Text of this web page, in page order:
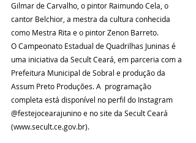
Gilmar de Carvalho, o pintor Raimundo Cela, o
cantor Belchior, a mestra da cultura conhecida
como Mestra Rita e o pintor Zenon Barreto.
O Campeonato Estadual de Quadrilhas Juninas é
uma iniciativa da Secult Ceará, em parceria com a
Prefeitura Municipal de Sobral e produção da
Assum Preto Produções. A  programação
completa está disponível no perfil do Instagram
@festejocearajunino e no site da Secult Ceará
(www.secult.ce.gov.br).